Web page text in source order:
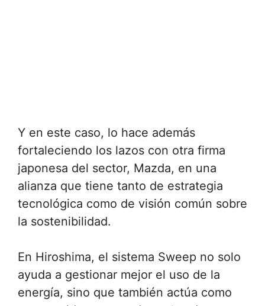
Y en este caso, lo hace además
fortaleciendo los lazos con otra firma
japonesa del sector, Mazda, en una
alianza que tiene tanto de estrategia
tecnológica como de visión común sobre
la sostenibilidad.
En Hiroshima, el sistema Sweep no solo
ayuda a gestionar mejor el uso de la
energía, sino que también actúa como